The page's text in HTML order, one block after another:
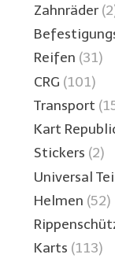
Zahnräder
Reifen (31)
CRG (101)
Transport
Kart
Stickers (2)
Universal
Helmen (52)
Karts (113)